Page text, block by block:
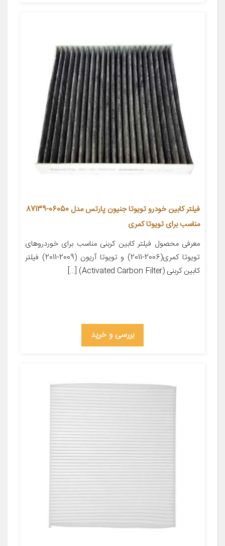
فیلتر کابین خودرو تویوتا جنیون پارتس مدل 06050-87139
مناسب برای تویوتا کمری
معرفی محصول فیلتر کابین کربنی مناسب برای خوردروهای
تویوتا کمری(2006-2011) و تویوتا آریون (2009-2011) فیلتر
کابین کربنی (Activated Carbon Filter) […]
بررسی و خرید